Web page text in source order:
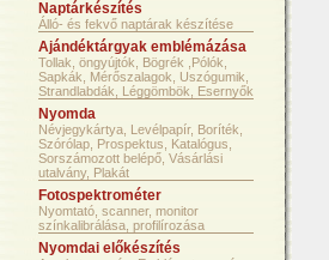
Naptárkészítés
Álló- és fekvő naptárak készítése
Ajándéktárgyak emblémázása
Tollak, öngyújtók, Bögrék ,Pólók,
Sapkák, Mérőszalagok, Uszógumik,
Strandlabdák, Léggömbök, Esernyők
Nyomda
Névjegykártya, Levélpapír, Boríték,
Szórólap, Prospektus, Katalógus,
Sorszámozott belépő, Vásárlási
utalvány, Plakát
Fotospektrométer
Nyomtató, scanner, monitor
színkalibrálása, profilírozása
Nyomdai előkészítés